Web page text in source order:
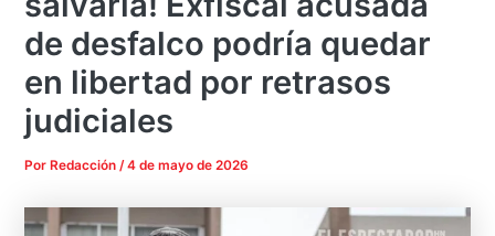
de desfalco podría quedar
en libertad por retrasos
judiciales
Por Redacción/4 de mayo de 2026